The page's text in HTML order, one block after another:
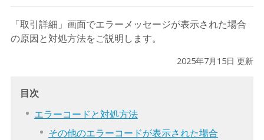
「取引詳細」画面でエラーメッセージが表示された場合
の原因と対処方法をご説明します。
2025年7月15日 更新
目次
エラーコードと対処方法
その他のエラーコードが表示された場合